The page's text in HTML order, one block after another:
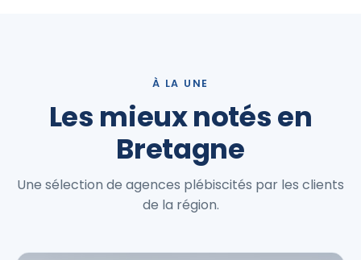
À LA UNE
Les mieux notés en
Bretagne
Une sélection de agences plébiscités par les clients
de la région.